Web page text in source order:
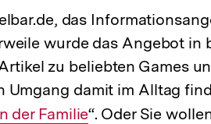
das
wurde das Angebot in
zu beliebten Games
Umgang damit im Alltag
der Familie“. Oder Sie